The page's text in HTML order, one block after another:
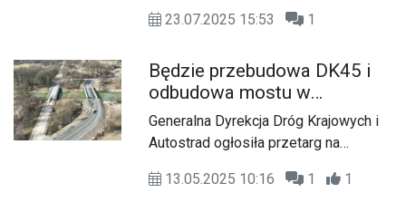
Dróg Krajowych i Autostrad
pieszych i rowerzystów poprzez
budowę chodników oraz doświetlenie
przejść dla pieszych.
23.07.2025 15:53 1
Będzie przebudowa DK45 i
odbudowa mostu w
Krapkowicach. GDDKiA
ogłosiła przetarg
Generalna Dyrekcja Dróg Krajowych i
Autostrad ogłosiła przetarg na
45 w Krapkowicach oraz budowę
13.05.2025 10:16 1 1